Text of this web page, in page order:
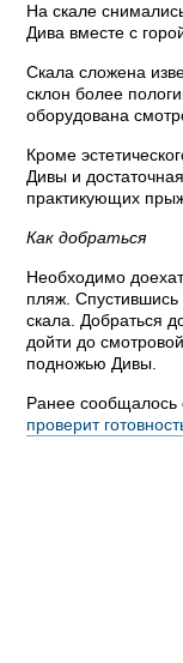
На скале
Дива вместе с
Скала сложена
склон более
оборудована
Кроме
Дивы и
практикующих
Как добраться
Необходимо
пляж. Спустившись
скала. Добраться
дойти до
подножью Дивы.
Ранее
проверит